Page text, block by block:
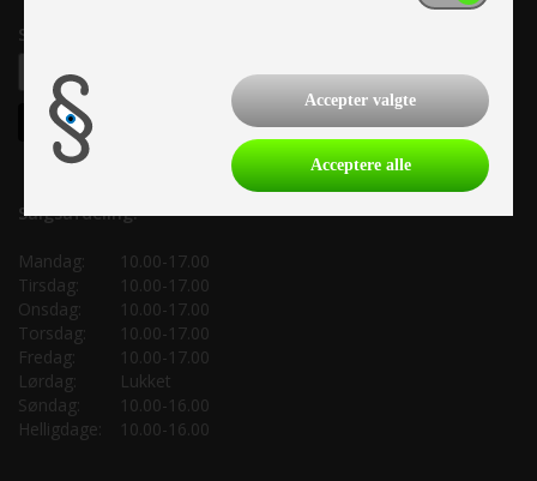
Samtykke til nyhedsbrev
Salgsafdeling:
Mandag:
10.00-17.00
Tirsdag:
10.00-17.00
Onsdag:
10.00-17.00
Torsdag:
10.00-17.00
Fredag:
10.00-17.00
Lørdag:
Lukket
Søndag:
10.00-16.00
Helligdage:
10.00-16.00
Accepter valgte
Acceptere alle